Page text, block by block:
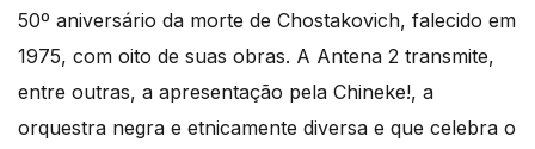
50º aniversário da morte de Chostakovich, falecido em
1975, com oito de suas obras. A Antena 2 transmite,
entre outras, a apresentação pela Chineke!, a
orquestra negra e etnicamente diversa e que celebra o